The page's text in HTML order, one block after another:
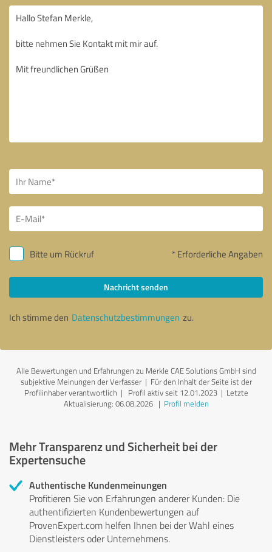
Bitte um Rückruf * Erforderliche Angaben
Nachricht senden
Ich stimme den Datenschutzbestimmungen zu.
Alle Bewertungen und Erfahrungen zu Merkle CAE Solutions GmbH sind
subjektive Meinungen der Verfasser | Für den Inhalt der Seite ist der
Profilinhaber verantwortlich | Profil aktiv seit 12.01.2023 | Letzte
Aktualisierung: 06.08.2026| Profil melden
Mehr Transparenz und Sicherheit bei der
Expertensuche
Authentische Kundenmeinungen
Profitieren Sie von Erfahrungen anderer Kunden: Die
authentifizierten Kundenbewertungen auf
ProvenExpert.com helfen Ihnen bei der Wahl eines
Dienstleisters oder Unternehmens.